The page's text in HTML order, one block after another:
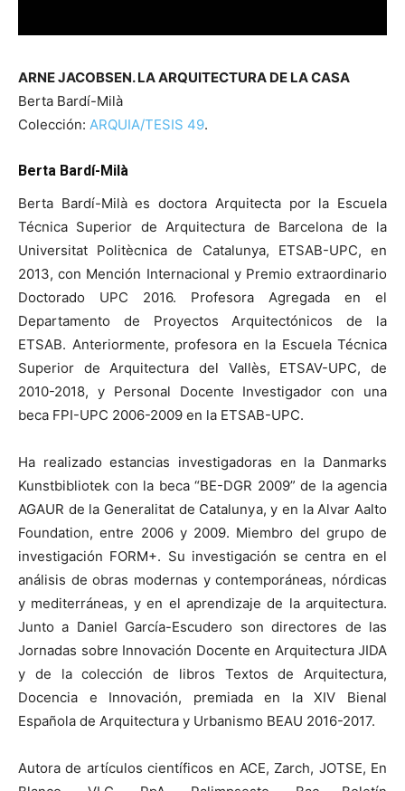
ARNE JACOBSEN. LA ARQUITECTURA DE LA CASA
Berta Bardí-Milà
Colección: ARQUIA/TESIS 49.
Berta Bardí-Milà
Berta Bardí-Milà es doctora Arquitecta por la Escuela
Técnica Superior de Arquitectura de Barcelona de la
Universitat Politècnica de Catalunya, ETSAB-UPC, en
2013, con Mención Internacional y Premio extraordinario
Doctorado UPC 2016. Profesora Agregada en el
Departamento de Proyectos Arquitectónicos de la
ETSAB. Anteriormente, profesora en la Escuela Técnica
Superior de Arquitectura del Vallès, ETSAV-UPC, de
2010-2018, y Personal Docente Investigador con una
beca FPI-UPC 2006-2009 en la ETSAB-UPC.
Ha realizado estancias investigadoras en la Danmarks
Kunstbibliotek con la beca “BE-DGR 2009” de la agencia
AGAUR de la Generalitat de Catalunya, y en la Alvar Aalto
Foundation, entre 2006 y 2009. Miembro del grupo de
investigación FORM+. Su investigación se centra en el
análisis de obras modernas y contemporáneas, nórdicas
y mediterráneas, y en el aprendizaje de la arquitectura.
Junto a Daniel García-Escudero son directores de las
Jornadas sobre Innovación Docente en Arquitectura JIDA
y de la colección de libros Textos de Arquitectura,
Docencia e Innovación, premiada en la XIV Bienal
Española de Arquitectura y Urbanismo BEAU 2016-2017.
Autora de artículos científicos en ACE, Zarch, JOTSE, En